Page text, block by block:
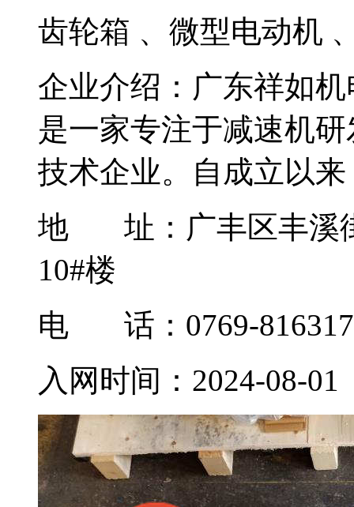
齿轮箱 、微型电动机
企业介绍： 广东祥如
是一家专注于减速机
技术企业。自成立以
地 址： 广丰区丰溪
10#楼
电 话：0769-
入网时间： 2024-08-01